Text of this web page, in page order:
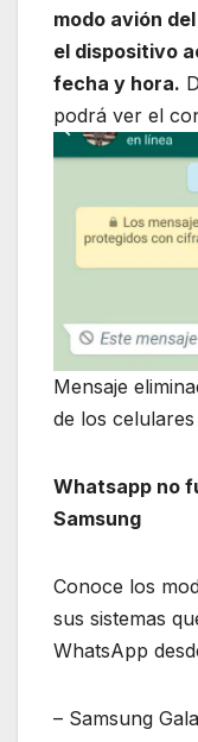
modo avión
el dispositivo
fecha y hora.
podrá ver el
Mensaje
de los
Whatsapp no
Samsung
Conoce los
sus sistemas
WhatsApp
– Samsung